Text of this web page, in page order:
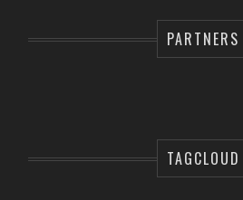
PARTNERS
TAGCLOUD